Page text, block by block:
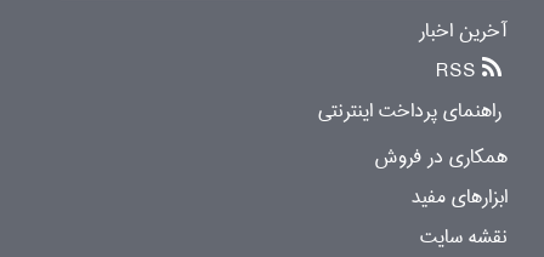
آخرین اخبار
RSS
راهنمای پرداخت اینترنتی
همکاری در فروش
ابزارهای مفید
نقشه سایت